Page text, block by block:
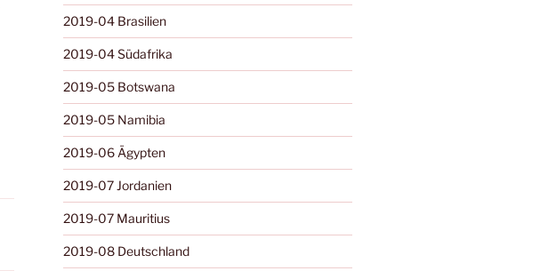
2019-04 Brasilien
2019-04 Südafrika
2019-05 Botswana
2019-05 Namibia
2019-06 Ägypten
2019-07 Jordanien
2019-07 Mauritius
2019-08 Deutschland